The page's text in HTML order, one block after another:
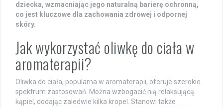
dziecka, wzmacniając jego naturalną barierę ochronną,
co jest kluczowe dla zachowania zdrowej i odpornej
skóry.
Jak wykorzystać oliwkę do ciała w
aromaterapii?
Oliwka do ciała, popularna w aromaterapii, oferuje szerokie
spektrum zastosowań. Można wzbogacić nią relaksującą
kąpiel, dodając zaledwie kilka kropel. Stanowi także